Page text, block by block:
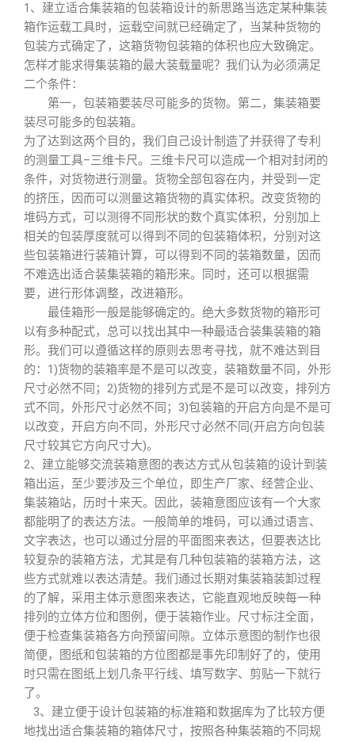
1、建立适合集装箱的包装箱设计的新思路当选定某种集装
箱作运载工具时，运载空间就已经确定了，当某种货物的
包装方式确定了，这箱货物包装箱的体积也应大致确定。
怎样才能求得集装箱的最大装载量呢？我们认为必须满足
二个条件：
第一，包装箱要装尽可能多的货物。第二，集装箱要
装尽可能多的包装箱。
为了达到这两个目的，我们自己设计制造了并获得了专利
的测量工具–三维卡尺。三维卡尺可以造成一个相对封闭的
条件，对货物进行测量。货物全部包容在内，并受到一定
的挤压，因而可以测量这箱货物的真实体积。改变货物的
堆码方式，可以测得不同形状的数个真实体积，分别加上
相关的包装厚度就可以得到不同的包装箱体积，分别对这
些包装箱进行装箱计算，可以得到不同的装箱数量，因而
不难选出适合装集装箱的箱形来。同时，还可以根据需
要，进行形体调整，改进箱形。
最佳箱形一般是能够确定的。绝大多数货物的箱形可
以有多种配式，总可以找出其中一种最适合装集装箱的箱
形。我们可以遵循这样的原则去思考寻找，就不难达到目
的：1)货物的装箱率是不是可以改变，装箱数量不同，外形
尺寸必然不同；2)货物的排列方式是不是可以改变，排列方
式不同，外形尺寸必然不同；3)包装箱的开启方向是不是可
以改变，开启方向不同，外形尺寸必然不同(开启方向包装
尺寸较其它方向尺寸大)。
2、建立能够交流装箱意图的表达方式从包装箱的设计到装
箱出运，至少要涉及三个单位，即生产厂家、经营企业、
集装箱站，历时十来天。因此，装箱意图应该有一个大家
都能明了的表达方法。一般简单的堆码，可以通过语言、
文字表达，也可以通过分层的平面图来表达，但要表达比
较复杂的装箱方法，尤其是有几种包装箱的装箱方法，这
些方式就难以表达清楚。我们通过长期对集装箱装卸过程
的了解，采用主体示意图来表达，它能直观地反映每一种
排列的立体方位和图例，便于装箱作业。尺寸标注全面，
便于检查集装箱各方向预留间隙。立体示意图的制作也很
简便，图纸和包装箱的方位图都是事先印制好了的，使用
时只需在图纸上划几条平行线、填写数字、剪贴一下就行
了。
3、建立便于设计包装箱的标准箱和数据库为了比较方便
地找出适合集装箱的箱体尺寸，按照各种集装箱的不同规